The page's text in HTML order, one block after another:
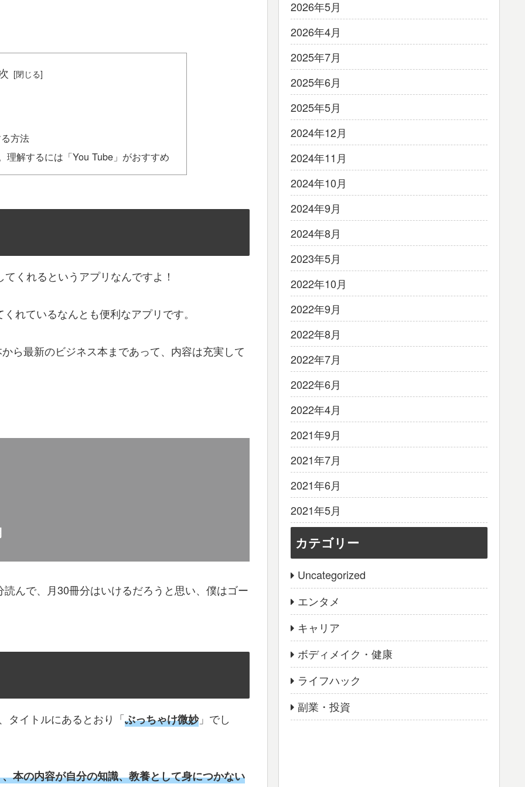
方法
理解するには「You Tube」がおすすめ
くれるというアプリなんですよ！
れているなんとも便利なアプリです。
ら最新のビジネス本まであって、内容は充実して
んで、月30冊分はいけるだろうと思い、僕はゴー
タイトルにあるとおり「ぶっちゃけ微妙」でし
本の内容が自分の知識、教養として身につかない
2026年5月
2026年4月
2025年7月
2025年6月
2025年5月
2024年12月
2024年11月
2024年10月
2024年9月
2024年8月
2023年5月
2022年10月
2022年9月
2022年8月
2022年7月
2022年6月
2022年4月
2021年9月
2021年7月
2021年6月
2021年5月
カテゴリー
Uncategorized
エンタメ
キャリア
ボディメイク・健康
ライフハック
副業・投資